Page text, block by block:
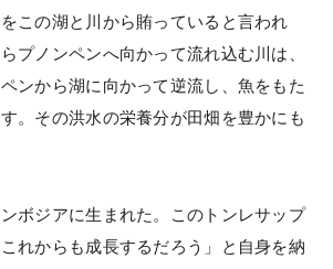
この湖と川から賄っていると言われ
プノンペンへ向かって流れ込む川は、
ンから湖に向かって逆流し、魚をもた
。その洪水の栄養分が田畑を豊かにも
ンボジアに生まれた。このトンレサップ
れからも成長するだろう」と自身を納